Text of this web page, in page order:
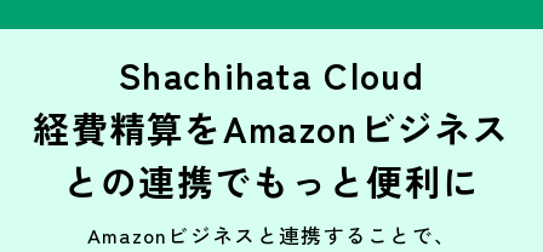
Shachihata Cloud
経費精算をAmazonビジネス
との連携でもっと便利に
Amazonビジネスと連携することで、